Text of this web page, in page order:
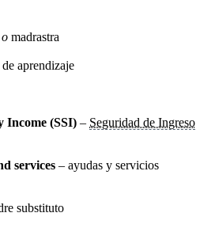
o madrastra
de aprendizaje
Income (SSI) – Seguridad de Ingreso
services – ayudas y servicios
substituto